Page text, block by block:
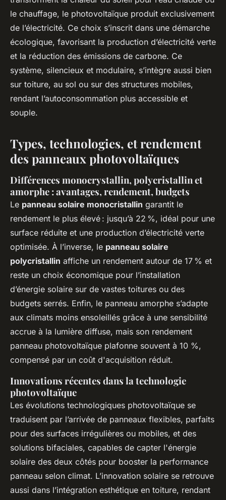
le chauffage, le photovoltaïque produit exclusivement
de l’électricité. Ce choix s’inscrit dans une démarche
écologique, favorisant la production d’électricité verte
et la réduction des émissions de carbone. Ce
système, silencieux et modulaire, s’intègre aussi bien
sur toiture, au sol ou sur des structures mobiles,
rendant l’autoconsommation plus accessible et
souple.
Types, technologies, et rendement
des panneaux photovoltaïques
Différences monocrystallin, polycristallin et
amorphe : avantages, rendement, budgets
Le panneau solaire monocristallin garantit le
rendement le plus élevé : jusqu’à 22 %, idéal pour une
surface réduite et une production d’électricité verte
optimisée. À l’inverse, le panneau solaire
polycristallin affiche un rendement autour de 17 % et
reste un choix économique pour l’installation
d’énergie solaire sur de vastes toitures ou des
budgets serrés. Enfin, le panneau amorphe s’adapte
aux climats moins ensoleillés grâce à une sensibilité
accrue à la lumière diffuse, mais son rendement
panneau photovoltaïque plafonne souvent à 10 %,
compensé par un coût d'acquisition réduit.
Innovations récentes dans la technologie
photovoltaïque
Les évolutions technologiques photovoltaïque se
traduisent par l’arrivée de panneaux flexibles, parfaits
pour des surfaces irrégulières ou mobiles, et des
solutions bifaciales, capables de capter l'énergie
solaire des deux côtés pour booster la performance
panneau selon climat. L’innovation solaire se retrouve
aussi dans l’intégration esthétique en toiture, rendant